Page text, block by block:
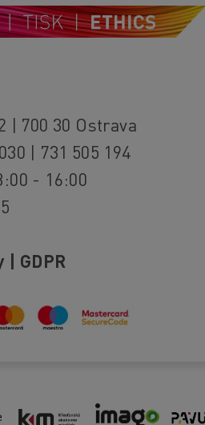
| 700 30 Ostrava
| 731 505 194
- 16:00
| GDPR